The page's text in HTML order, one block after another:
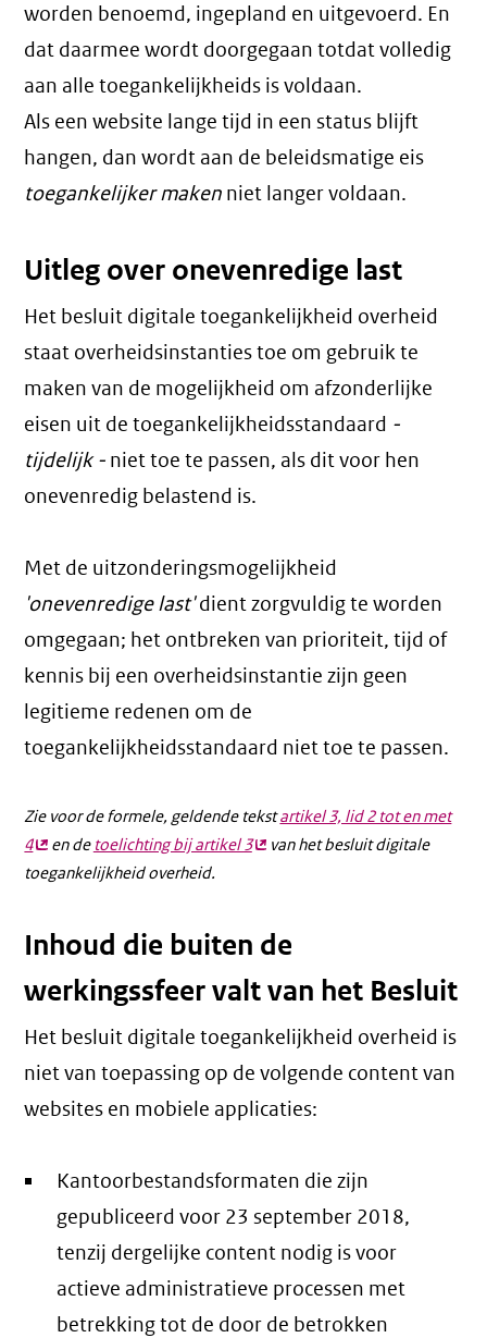
worden benoemd, ingepland en uitgevoerd. En
dat daarmee wordt doorgegaan totdat volledig
aan alle toegankelijkheids is voldaan.
Als een website lange tijd in een status blijft
hangen, dan wordt aan de beleidsmatige eis
toegankelijker maken niet langer voldaan.
Uitleg over onevenredige last
Het besluit digitale toegankelijkheid overheid
staat overheidsinstanties toe om gebruik te
maken van de mogelijkheid om afzonderlijke
eisen uit de toegankelijkheidsstandaard -
tijdelijk - niet toe te passen, als dit voor hen
onevenredig belastend is.
Met de uitzonderingsmogelijkheid
'onevenredige last'dient zorgvuldig te worden
omgegaan; het ontbreken van prioriteit, tijd of
kennis bij een overheidsinstantie zijn geen
legitieme redenen om de
toegankelijkheidsstandaard niet toe te passen.
Zie voor de formele, geldende tekstartikel 3, lid 2 tot en met
4(externe
link)
en de toelichting bij artikel 3(externe
van het besluit digitale
toegankelijkheid overheid.
Inhoud die buiten de
werkingssfeer valt van het Besluit
Het besluit digitale toegankelijkheid overheid is
niet van toepassing op de volgende content van
websites en mobiele applicaties:
Kantoorbestandsformaten die zijn
gepubliceerd voor 23 september 2018,
tenzij dergelijke content nodig is voor
actieve administratieve processen met
betrekking tot de door de betrokken